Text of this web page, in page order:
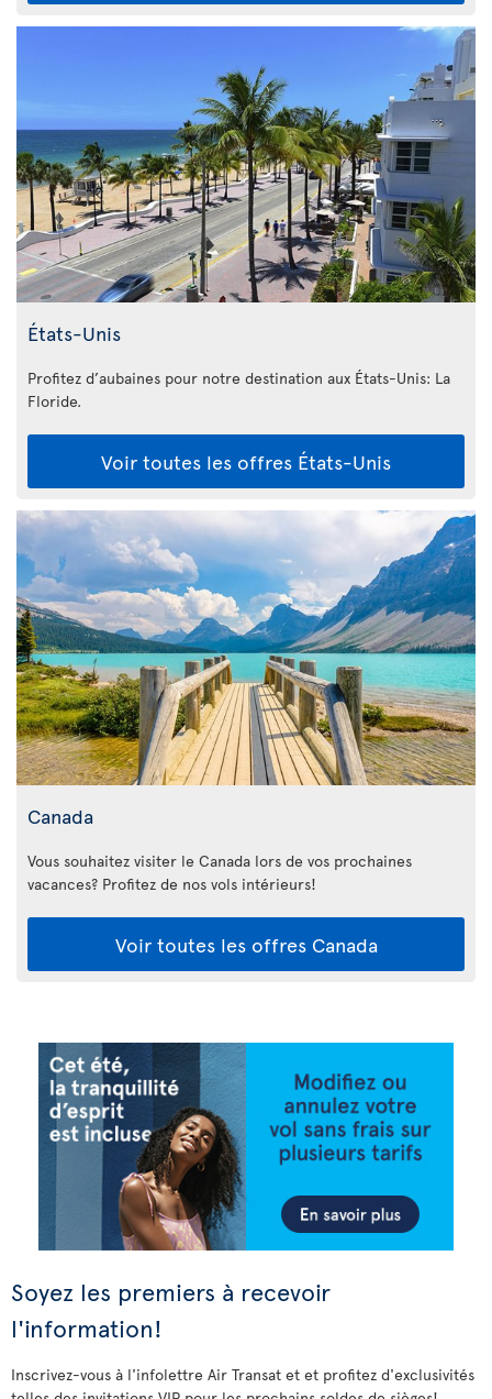
États-Unis
Profitez d’aubaines pour notre destination aux États-Unis: La
Floride.
Voir toutes les offres États-Unis
Canada
Vous souhaitez visiter le Canada lors de vos prochaines
vacances? Profitez de nos vols intérieurs!
Voir toutes les offres Canada
Soyez les premiers à recevoir
l'information!
Inscrivez-vous à l'infolettre Air Transat et et profitez d'exclusivités